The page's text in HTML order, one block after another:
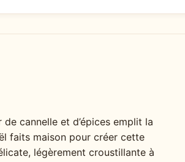
de cannelle et d’épices emplit la
faits maison pour créer cette
légèrement croustillante à